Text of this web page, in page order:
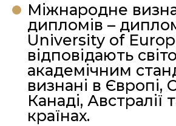
Міжнародне
дипломів –
University of
відповідають
академічним
визнані в
Канаді, Австралії
країнах.